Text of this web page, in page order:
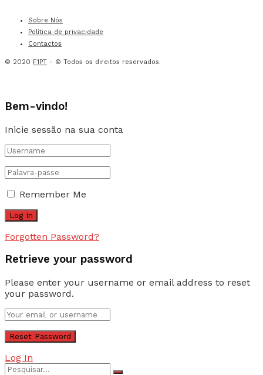
Sobre Nós
Política de privacidade
Contactos
© 2020 F1PT - © Todos os direitos reservados.
Bem-vindo!
Inicie sessão na sua conta
Remember Me
Forgotten Password?
Retrieve your password
Please enter your username or email address to reset
your password.
Log In